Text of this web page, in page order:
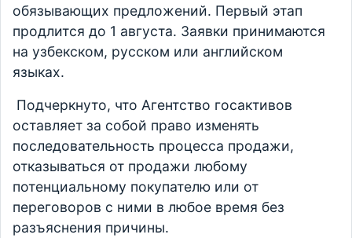
обязывающих предложений. Первый этап
продлится до 1 августа. Заявки принимаются
на узбекском, русском или английском
языках.
Подчеркнуто, что Агентство госактивов
оставляет за собой право изменять
последовательность процесса продажи,
отказываться от продажи любому
потенциальному покупателю или от
переговоров с ними в любое время без
разъяснения причины.